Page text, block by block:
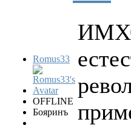
Romus33
OFFLINE
Бояринъ